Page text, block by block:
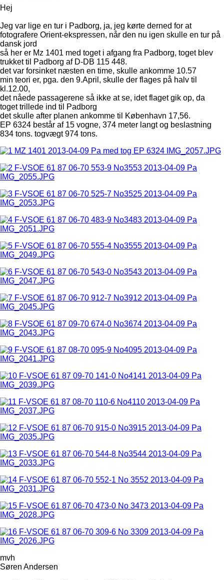
Hej
Jeg var lige en tur i Padborg, ja, jeg kørte derned for at
fotografere Orient-ekspressen, når den nu igen skulle en tur på
dansk jord
så her er Mz 1401 med toget i afgang fra Padborg, toget blev
trukket til Padborg af D-DB 115 448.
det var forsinket næsten en time, skulle ankomme 10.57
min teori er, pga. den 9.April, skulle der flages på halv til
kl.12.00,
det nåede passagerene så ikke at se, idet flaget gik op, da
toget trillede ind til Padborg
det skulle after planen ankomme til København 17,56.
EP 6324 består af 15 vogne, 374 meter langt og beslastning
834 tons. togvægt 974 tons.
mvh
Søren Andersen